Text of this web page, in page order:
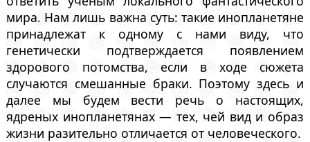
мира. Нам лишь важна суть: такие инопланетяне
принадлежат к одному с нами виду, что
генетически подтверждается появлением
здорового потомства, если в ходе сюжета
случаются смешанные браки. Поэтому здесь и
далее мы будем вести речь о настоящих,
ядреных инопланетянах — тех, чей вид и образ
жизни разительно отличается от человеческого.